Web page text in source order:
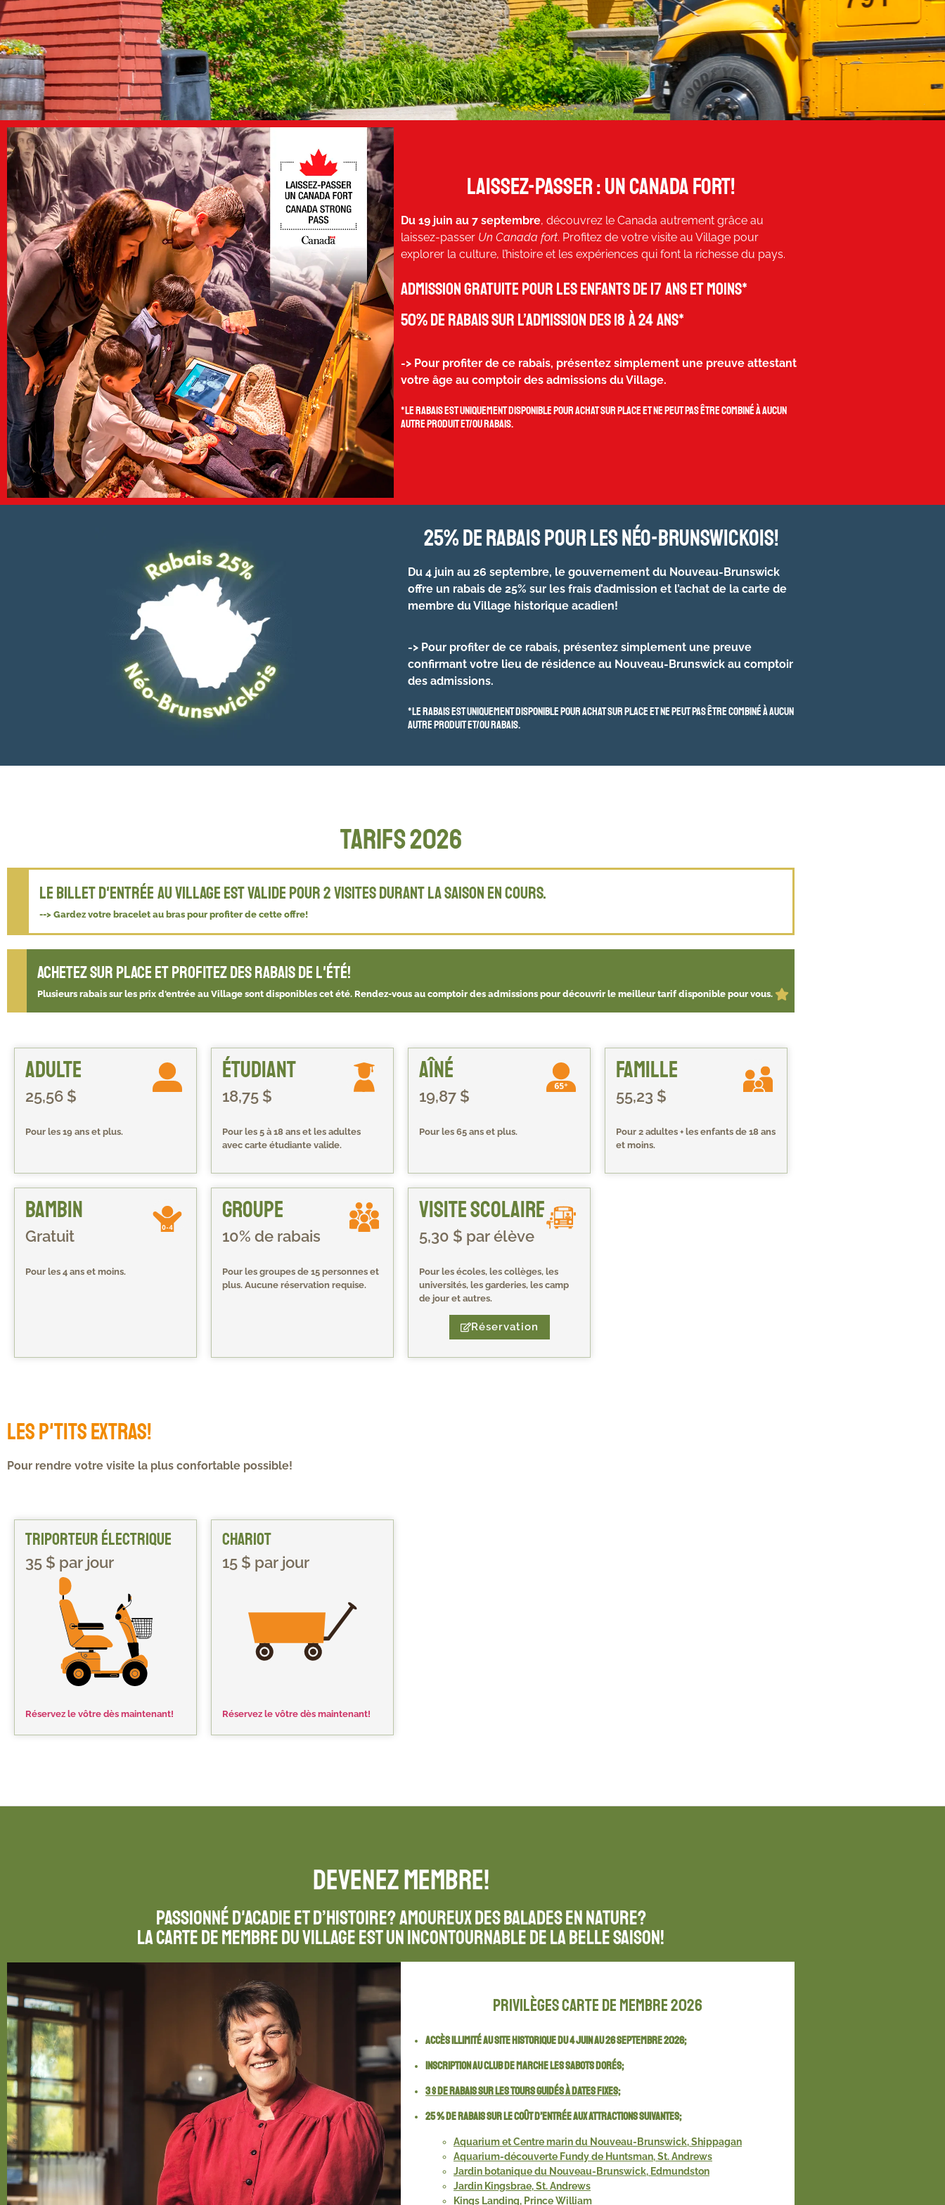
Tarifs et
carte de
membre
Laissez-passer : un canada fort!
Du 19 juin au 7 septembre, découvrez le Canada autrement grâce au
laissez-passer Un Canada fort. Profitez de votre visite au Village pour
explorer la culture, l’histoire et les expériences qui font la richesse du pays.
Admission gratuite pour les enfants de 17 ans et moins*
50% de rabais sur l’admission des 18 à 24 ans*
-> Pour profiter de ce rabais, présentez simplement une preuve attestant
votre âge au comptoir des admissions du Village.
*Le rabais est uniquement disponible pour achat sur place et ne peut pas être combiné à aucun
autre produit et/ou rabais.
25% de rabais pour les néo-brunswickois!
Du 4 juin au 26 septembre, le gouvernement du Nouveau-Brunswick
offre un rabais de 25% sur les frais d’admission et l’achat de la carte de
membre du Village historique acadien!
-> Pour profiter de ce rabais, présentez simplement une preuve
confirmant votre lieu de résidence au Nouveau-Brunswick au comptoir
des admissions.
*Le rabais est uniquement disponible pour achat sur place et ne peut pas être combiné à aucun
autre produit et/ou rabais.
tarifs 2026
Le billet d'entrée au Village est valide pour 2 visites durant la saison en cours.
--> Gardez votre bracelet au bras pour profiter de cette offre!
Achetez sur place et profitez des rabais de l'été!
Plusieurs rabais sur les prix d'entrée au Village sont disponibles cet été. Rendez-vous au comptoir des admissions pour découvrir le meilleur tarif disponible pour vous.
Adulte
25,56 $
Pour les 19 ans et plus.
Étudiant
18,75 $
Pour les 5 à 18 ans et les adultes
avec carte étudiante valide.
Aîné
19,87 $
Pour les 65 ans et plus.
Famille
55,23 $
Pour 2 adultes + les enfants de 18 ans
et moins.
Bambin
Gratuit
Pour les 4 ans et moins.
Groupe
10% de rabais
Pour les groupes de 15 personnes et
plus. Aucune réservation requise.
Visite scolaire
5,30 $ par élève
Pour les écoles, les collèges, les
universités, les garderies, les camp
de jour et autres.
Réservation
Les p'tits extras!
Pour rendre votre visite la plus confortable possible!
Triporteur électrique
35 $ par jour
Réservez le vôtre dès maintenant!
Chariot
15 $ par jour
Réservez le vôtre dès maintenant!
Devenez membre!
Passionné d'Acadie et d’histoire? Amoureux des balades en nature?
La carte de membre du Village est un incontournable de la belle saison!
Privilèges carte de membre 2026
Accès illimité au site historique du 4 juin au 26 septembre 2026;
Inscription au club de marche Les Sabots dorés;
3 $ de rabais sur les tours guidés à dates fixes;
25 % de rabais sur le coût d’entrée aux attractions suivantes;
Aquarium et Centre marin du Nouveau-Brunswick, Shippagan
Aquarium-découverte Fundy de Huntsman, St. Andrews
Jardin botanique du Nouveau-Brunswick, Edmundston
Jardin Kingsbrae, St. Andrews
Kings Landing, Prince William